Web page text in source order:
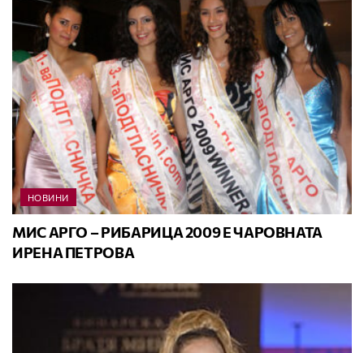
НОВИНИ
МИС АРГО – РИБАРИЦА 2009 Е ЧАРОВНАТА
ИРЕНА ПЕТРОВА